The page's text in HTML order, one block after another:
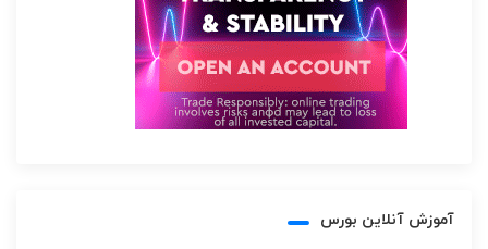
آموزش آنلاین بورس